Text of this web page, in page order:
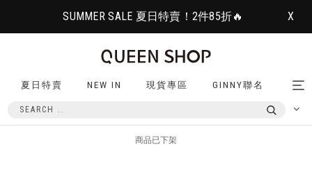
SUMMER SALE 夏日特賣！2件85折🔥 X
夏日特賣 NEW IN 現貨專區 GINNY聯名
商品已下架